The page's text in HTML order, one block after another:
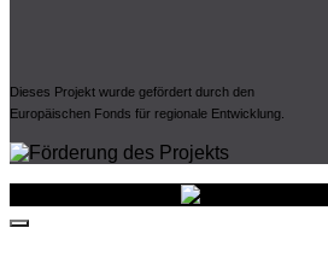
Dieses Projekt wurde gefördert durch den
Europäischen Fonds für regionale Entwicklung.